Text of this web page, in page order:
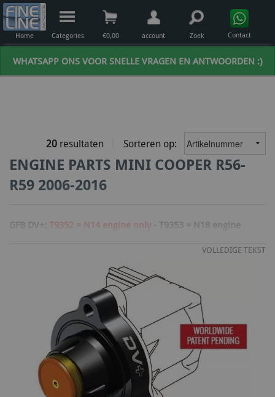
WHATSAPP ONS VOOR SNELLE VRAGEN EN ANTWOORDEN :)
Home Categories €0,00 account Zoek Contact
20 resultaten Sorteren op:
ENGINE PARTS MINI COOPER R56-
R59 2006-2016
GFB DV+: T9352 = N14 engine only - T9353 = N18 engine
VOLLEDIGE TEKST